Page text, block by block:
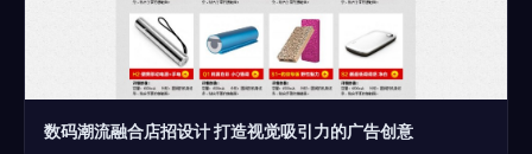
数码潮流融合店招设计 打造视觉吸引力的广告创意